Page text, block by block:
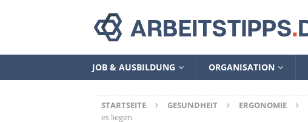
JOB & AUSBILDUNG ORGANISATION
STARTSEITE GESUNDHEIT ERGONOMIE
es liegen